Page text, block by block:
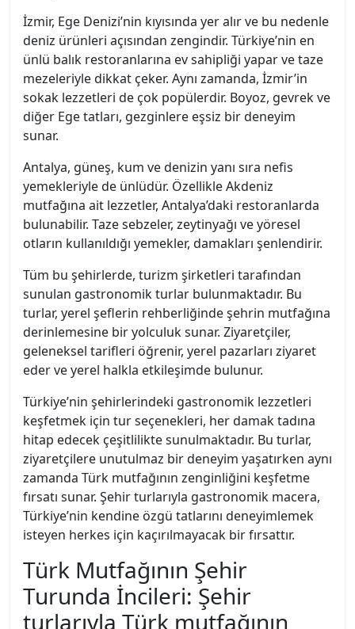
İzmir, Ege Denizi’nin kıyısında yer alır ve bu nedenle
deniz ürünleri açısından zengindir. Türkiye’nin en
ünlü balık restoranlarına ev sahipliği yapar ve taze
mezeleriyle dikkat çeker. Aynı zamanda, İzmir’in
sokak lezzetleri de çok popülerdir. Boyoz, gevrek ve
diğer Ege tatları, gezginlere eşsiz bir deneyim
sunar.
Antalya, güneş, kum ve denizin yanı sıra nefis
yemekleriyle de ünlüdür. Özellikle Akdeniz
mutfağına ait lezzetler, Antalya’daki restoranlarda
bulunabilir. Taze sebzeler, zeytinyağı ve yöresel
otların kullanıldığı yemekler, damakları şenlendirir.
Tüm bu şehirlerde, turizm şirketleri tarafından
sunulan gastronomik turlar bulunmaktadır. Bu
turlar, yerel şeflerin rehberliğinde şehrin mutfağına
derinlemesine bir yolculuk sunar. Ziyaretçiler,
geleneksel tarifleri öğrenir, yerel pazarları ziyaret
eder ve yerel halkla etkileşimde bulunur.
Türkiye’nin şehirlerindeki gastronomik lezzetleri
keşfetmek için tur seçenekleri, her damak tadına
hitap edecek çeşitlilikte sunulmaktadır. Bu turlar,
ziyaretçilere unutulmaz bir deneyim yaşatırken aynı
zamanda Türk mutfağının zenginliğini keşfetme
fırsatı sunar. Şehir turlarıyla gastronomik macera,
Türkiye’nin kendine özgü tatlarını deneyimlemek
isteyen herkes için kaçırılmayacak bir fırsattır.
Türk Mutfağının Şehir
Turunda İncileri: Şehir
turlarıyla Türk mutfağının